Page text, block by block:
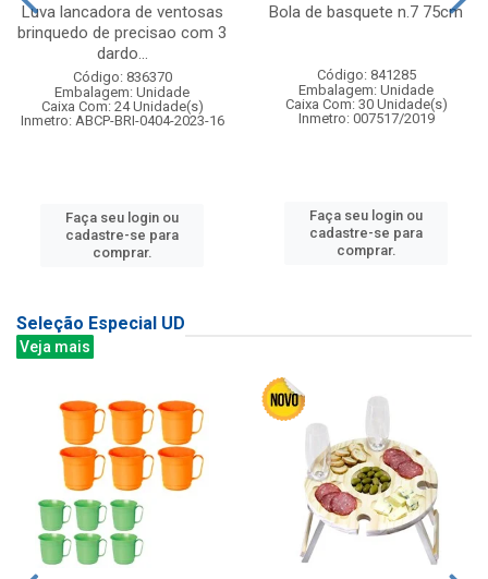
Luva lancadora de ventosas
brinquedo de precisao com 3
dardo...
Código: 836370
Embalagem: Unidade
Caixa Com: 24 Unidade(s)
Inmetro: ABCP-BRI-0404-2023-16
Faça seu login ou
cadastre-se para
comprar.
Bola de basquete n.7 75cm
Código: 841285
Embalagem: Unidade
Caixa Com: 30 Unidade(s)
Inmetro: 007517/2019
Faça seu login ou
cadastre-se para
comprar.
Seleção Especial UD
Veja mais